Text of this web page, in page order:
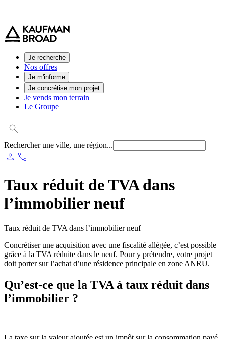
Je recherche
Nos offres
Je m'informe
Je concrétise mon projet
Je vends mon terrain
Le Groupe
Rechercher une ville, une région...
person phone
Taux réduit de TVA dans
l’immobilier neuf
Taux réduit de TVA dans l’immobilier neuf
Concrétiser une acquisition avec une fiscalité allégée, c’est possible
grâce à la TVA réduite dans le neuf. Pour y prétendre, votre projet
doit porter sur l’achat d’une résidence principale en zone ANRU.
Qu’est-ce que la TVA à taux réduit dans
l’immobilier ?